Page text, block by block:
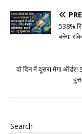
538%
बनेगा
दो दिन में दूसरा मेगा
Search